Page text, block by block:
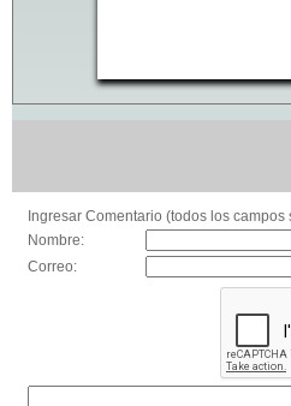
Ingresar Comentario (todos los
Nombre:
Correo: